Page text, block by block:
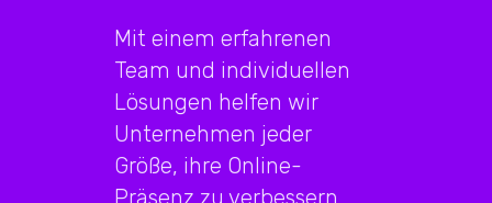
Mit einem erfahrenen
Team und individuellen
Lösungen helfen wir
Unternehmen jeder
Größe, ihre Online-
Präsenz zu verbessern